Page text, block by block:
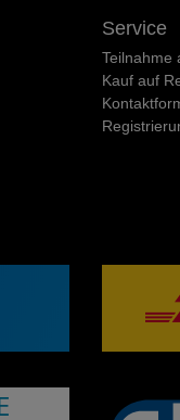
Service
Teilnahme
Kauf auf